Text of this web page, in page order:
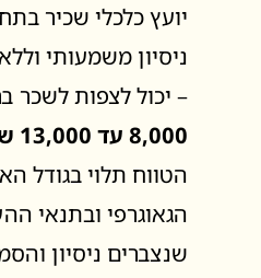
יועץ כלכלי שכיר
ניסיון משמעותי
– יכול לצפות לשכר
8,000 עד 13,000 שקלים בחודש
הטווח תלוי בגודל
הגאוגרפי ובתנאי
שנצברים ניסיון